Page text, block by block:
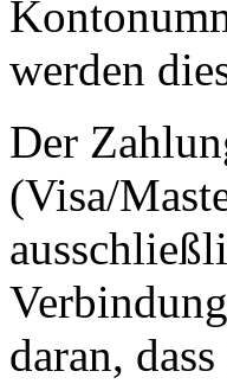
werden
Der
(Visa/
daran,